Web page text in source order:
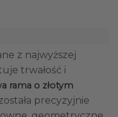
z najwyższej
trwałość i
rama o złotym
precyzyjnie